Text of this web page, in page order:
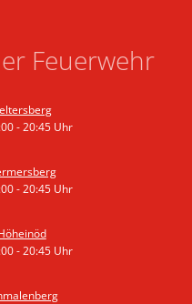
Feuerwehr
-20:45 Uhr
-20:45 Uhr
-20:45 Uhr